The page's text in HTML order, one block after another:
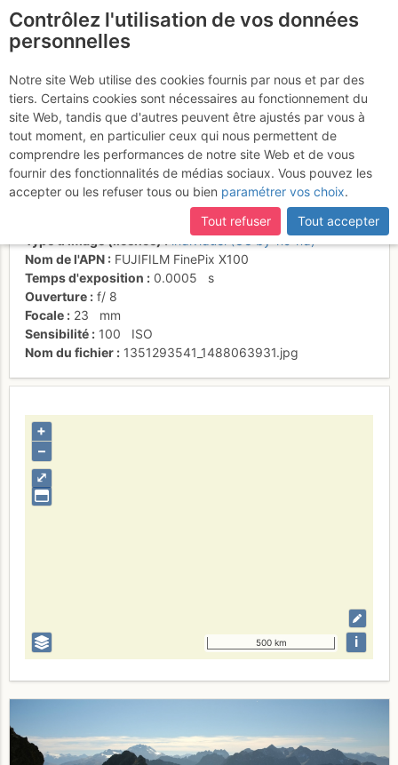
Vue vers le sud depuis
la brêche
Activités
Date/heure
individuel (CC by-nc-nd)
Nom de l'APN
FUJIFILM FinePix X100
Temps d'exposition
0.0005
s
Ouverture
f/ 8
Focale
23
mm
Sensibilité
100
ISO
Nom du fichier
1351293541_1488063931.jpg
⤢
+
–
500 km i
Contrôlez l'utilisation de vos données
personnelles
Notre site Web utilise des cookies fournis par nous et par des
tiers. Certains cookies sont nécessaires au fonctionnement du
site Web, tandis que d'autres peuvent être ajustés par vous à
tout moment, en particulier ceux qui nous permettent de
comprendre les performances de notre site Web et de vous
fournir des fonctionnalités de médias sociaux. Vous pouvez les
accepter ou les refuser tous ou bien paramétrer vos choix.
Tout refuser
Tout accepter